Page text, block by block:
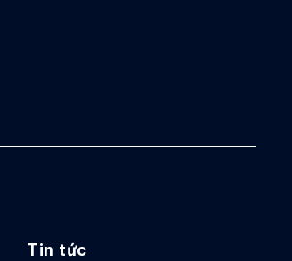
Tin tức